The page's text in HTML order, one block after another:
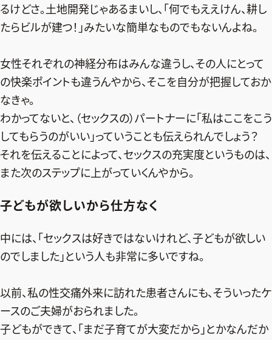
るけどさ。土地開発じゃあるまいし、「何でもええけん、耕し
たらビルが建つ！」みたいな簡単なものでもないんよね。
女性それぞれの神経分布はみんな違うし、その人にとって
の快楽ポイントも違うんやから、そこを自分が把握しておか
なきゃ。
わかってないと、（セックスの）パートナーに「私はここをこう
してもらうのがいい」っていうことも伝えられんでしょう？
それを伝えることによって、セックスの充実度というものは、
また次のステップに上がっていくんやから。
子どもが欲しいから仕方なく
中には、「セックスは好きではないけれど、子どもが欲しい
のでしました」という人も非常に多いですね。
以前、私の性交痛外来に訪れた患者さんにも、そういったケ
ースのご夫婦がおられました。
子どもができて、「まだ子育てが大変だから」とかなんだか